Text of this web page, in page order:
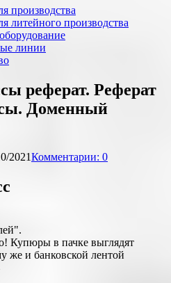
производства
литейного производства
линии
реферат. Реферат
Доменный
2021Комментарии: 0
Купюры в пачке выглядят
же и банковской лентой